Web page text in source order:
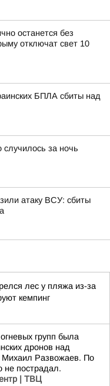
останется без
отключат свет 10
БПЛА сбиты над
за ночь
атаку ВСУ: сбиты
лес у пляжа из-за
кемпинг
групп была
дронов над
Михаил Развожаев. По
не пострадал.
| ТВЦ